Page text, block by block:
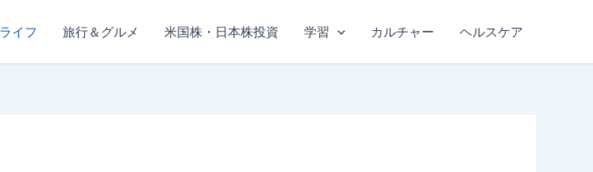
ライフ 旅行＆グルメ 米国株・日本株投資 学習 カルチャー ヘルスケア